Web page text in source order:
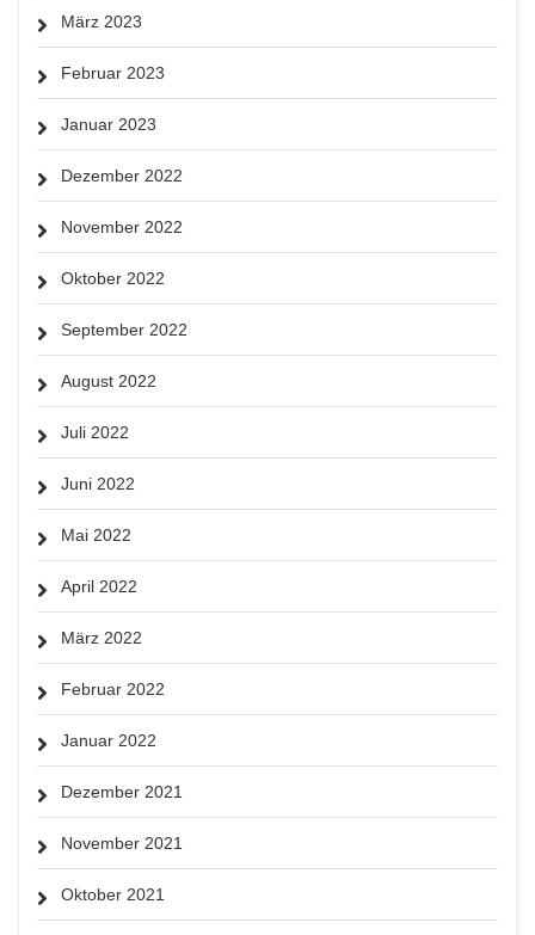
März 2023
Februar 2023
Januar 2023
Dezember 2022
November 2022
Oktober 2022
September 2022
August 2022
Juli 2022
Juni 2022
Mai 2022
April 2022
März 2022
Februar 2022
Januar 2022
Dezember 2021
November 2021
Oktober 2021